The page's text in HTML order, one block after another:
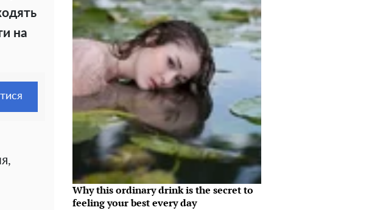
на
Why this ordinary drink is the secret to
feeling your best every day